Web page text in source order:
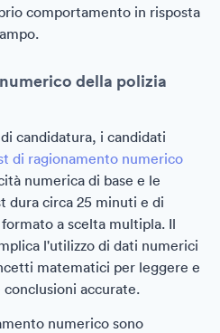
comportamento in risposta
della polizia
candidatura, i candidati
di ragionamento numerico
numerica di base e le
dura circa 25 minuti e di
a scelta multipla. Il
l'utilizzo di dati numerici
matematici per leggere e
accurate.
numerico sono